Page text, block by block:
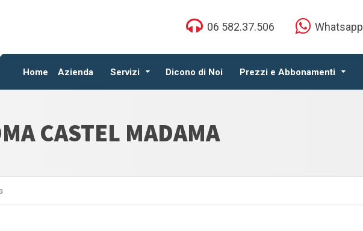
Home Azienda Servizi Dicono di Noi Prezzi e Abbonamenti
06 582.37.506 Whatsapp
CASTEL MADAMA